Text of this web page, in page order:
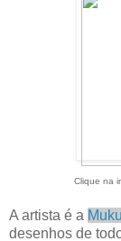
Clique na
A artista é a
desenhos de